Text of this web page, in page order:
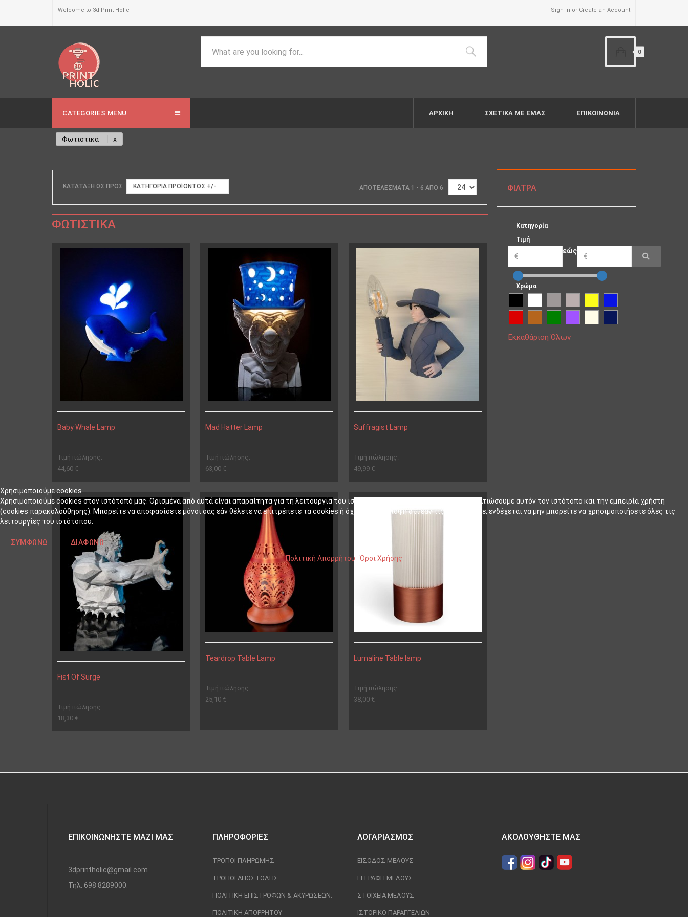
Welcome to 3d Print Holic Sign in or Create an Account
0
CATEGORIES MENU ΑΡΧΙΚΉ ΣΧΕΤΙΚΆ ΜΕ ΕΜΆΣ ΕΠΙΚΟΙΝΩΝΙΑ
Φωτιστικά
ΚΑΤΆΤΑΞΗ ΩΣ ΠΡΟΣ ΚΑΤΗΓΟΡΊΑ ΠΡΟΪΌΝΤΟΣ +/- ΑΠΟΤΕΛΈΣΜΑΤΑ 1 - 6 ΑΠΌ 6
ΦΩΤΙΣΤΙΚΆ
Baby Whale Lamp
Τιμή πώλησης:
44,60 €
Mad Hatter Lamp
Τιμή πώλησης:
63,00 €
Suffragist Lamp
Τιμή πώλησης:
49,99 €
Fist Of Surge
Τιμή πώλησης:
18,30 €
Teardrop Table Lamp
Τιμή πώλησης:
25,10 €
Lumaline Table lamp
Τιμή πώλησης:
38,00 €
ΦΊΛΤΡΑ
Κατηγορία
Τιμή
εώς
Χρώμα
Εκκαθάριση Όλων
ΕΠΙΚΟΙΝΩΝΉΣΤΕ ΜΑΖΊ ΜΑΣ
3dprintholic@gmail.com
Τηλ: 698 8289000.
ΠΛΗΡΟΦΟΡΊΕΣ
ΤΡΌΠΟΙ ΠΛΗΡΩΜΉΣ
ΤΡΌΠΟΙ ΑΠΟΣΤΟΛΉΣ
ΠΟΛΙΤΙΚΉ ΕΠΙΣΤΡΟΦΏΝ & ΑΚΥΡΏΣΕΩΝ.
ΠΟΛΙΤΙΚΉ ΑΠΟΡΡΉΤΟΥ
ΛΟΓΑΡΙΑΣΜΌΣ
ΕΊΣΟΔΟΣ ΜΈΛΟΥΣ
ΕΓΓΡΑΦΉ ΜΈΛΟΥΣ
ΣΤΟΙΧΕΊΑ ΜΈΛΟΥΣ
ΙΣΤΟΡΙΚΌ ΠΑΡΑΓΓΕΛΙΏΝ
ΑΚΟΛΟΥΘΉΣΤΕ ΜΑΣ
Χρησιμοποιούμε cookies
Χρησιμοποιούμε cookies στον ιστότοπό μας. Ορισμένα από αυτά είναι απαραίτητα για τη λειτουργία του ιστότοπου, ενώ άλλα μας βοηθούν να βελτιώσουμε αυτόν τον ιστότοπο και την εμπειρία χρήστη
(cookies παρακολούθησης). Μπορείτε να αποφασίσετε μόνοι σας εάν θέλετε να επιτρέπετε τα cookies ή όχι. Λάβετε υπόψη ότι εάν τις απορρίψετε, ενδέχεται να μην μπορείτε να χρησιμοποιήσετε όλες τις
λειτουργίες του ιστότοπου.
ΣΥΜΦΩΝΏ
ΔΙΑΦΩΝΏ
Πολιτική Απορρήτου
Όροι Χρήσης